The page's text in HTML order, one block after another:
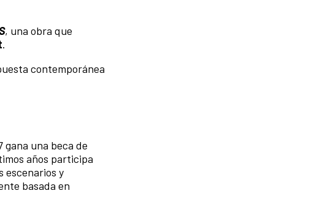
, una obra que
.
contemporánea
gana una beca de
años participa
escenarios y
basada en